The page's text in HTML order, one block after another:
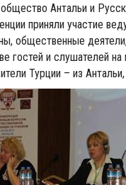
Антальи и
приняли участие
общественные
гостей и слушателей
Турции – из